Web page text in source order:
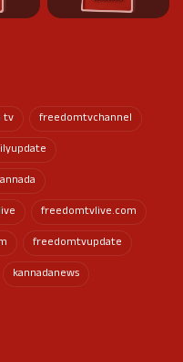
tv
freedomtvchannel
freedomtvlive.com
freedomtvupdate
kannadanews